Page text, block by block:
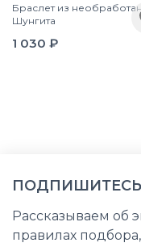
Браслет из
Шунгита
1 030 ₽
Рассказываем об
правилах